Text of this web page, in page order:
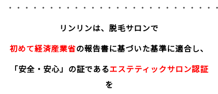
・・・・・・・・・・・・・・・・・・・・・・・・
リンリンは、脱毛サロンで
初めて経済産業省の報告書に基づいた基準に適合し、
「安全・安心」の証であるエステティックサロン認証
を